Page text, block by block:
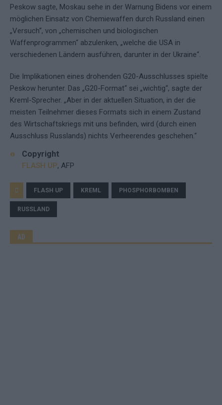
Peskow sagte, Moskau sehe in der Warnung Bidens vor einem
möglichen Einsatz von Chemiewaffen durch Russland einen
„Versuch“, von „chemischen und biologischen
Waffenprogrammen“ abzulenken, „welche die USA in
verschiedenen Ländern ausführen, darunter in der Ukraine“.
Die Implikationen eines drohenden G20-Ausschlusses spielte
Peskow herunter. Das „G20-Format“ sei „wichtig“, sagte der
Kreml-Sprecher. „Aber in der aktuellen Situation, in der die
meisten Teilnehmer dieses Formats sich in einem Zustand
des Wirtschaftskriegs mit uns befinden, wird (durch einen
Ausschluss Russlands) nichts Verheerendes geschehen.“
Copyright
FLASH UP, AFP
FLASH UP KREML PHOSPHORBOMBEN
RUSSLAND
AD